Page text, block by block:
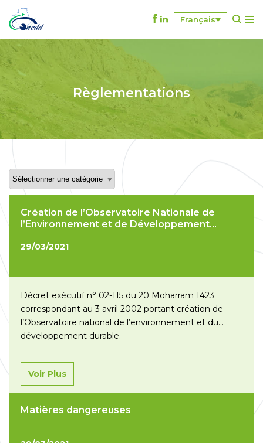
A
l
e
r
a
u
o
n
e
n
Français
Règlementations
Création de l’Observatoire Nationale de
l’Environnement et de Développement
29/03/2021
Décret exécutif n° 02-115 du 20 Moharram 1423
correspondant au 3 avril 2002 portant création de
l’Observatoire national de l’environnement et du
développement durable.
Voir Plus
Matières dangereuses